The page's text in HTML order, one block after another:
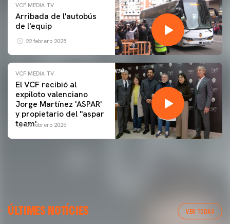
VCF MEDIA TV
Arribada de l'autobús
de l'equip
22 febrero 2025
VCF MEDIA TV
El VCF recibió al
expiloto valenciano
Jorge Martínez 'ASPAR'
y propietario del ''aspar
team'
09 febrero 2025
ÚLTIMES NOTÍCIES VER TODAS